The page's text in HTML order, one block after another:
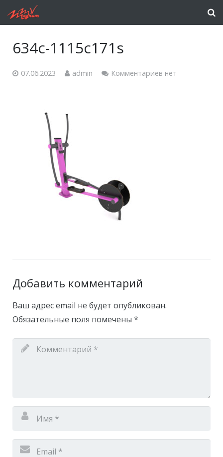
634c-1115c171s
07.06.2023 admin Комментариев нет
Добавить комментарий
Ваш адрес email не будет опубликован.
Обязательные поля помечены *